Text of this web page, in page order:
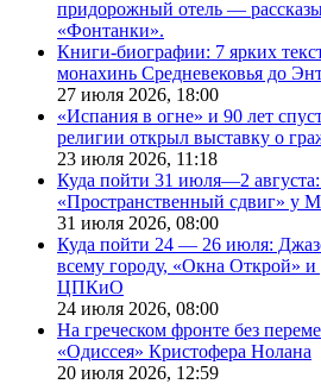
придорожный отель —
«Фонтанки».
Книги-биографии: 7 ярких
монахинь Средневековья до
27 июля 2026, 18:00
«Испания в огне» и 90 лет
религии открыл выставку о
23 июля 2026, 11:18
Куда пойти 31 июля—2
«Пространственный сдвиг» у
31 июля 2026, 08:00
Куда пойти 24 — 26 июля:
всему городу, «Окна Открой» и
ЦПКиО
24 июля 2026, 08:00
На греческом фронте без
«Одиссея» Кристофера Нолана
20 июля 2026, 12:59